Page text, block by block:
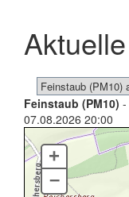
Feinstaub (PM10) -
07.08.2026 20:00
+
–